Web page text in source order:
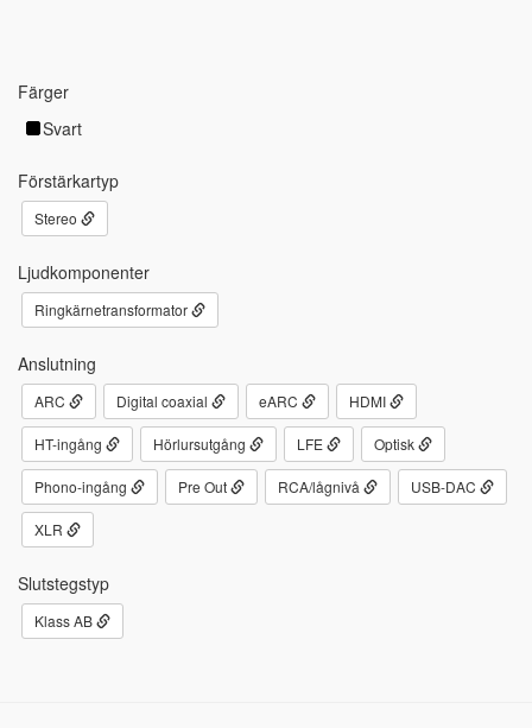
Färger
Svart
Förstärkartyp
Stereo
Ljudkomponenter
Ringkärnetransformator
Anslutning
ARC Digital coaxial eARC HDMI
HT-ingång Hörlursutgång LFE Optisk
Phono-ingång Pre Out RCA/lågnivå USB-DAC
XLR
Slutstegstyp
Klass AB